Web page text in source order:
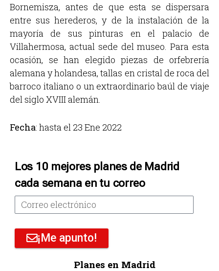
Bornemisza, antes de que esta se dispersara
entre sus herederos, y de la instalación de la
mayoría de sus pinturas en el palacio de
Villahermosa, actual sede del museo. Para esta
ocasión, se han elegido piezas de orfebrería
alemana y holandesa, tallas en cristal de roca del
barroco italiano o un extraordinario baúl de viaje
del siglo XVIII alemán.
Fecha: hasta el 23 Ene 2022
Los 10 mejores planes de Madrid
cada semana en tu correo
¡Me apunto!
Planes en Madrid